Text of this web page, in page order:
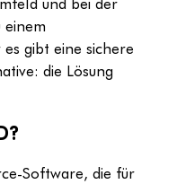
einem
gibt eine sichere
die Lösung
Software, die für